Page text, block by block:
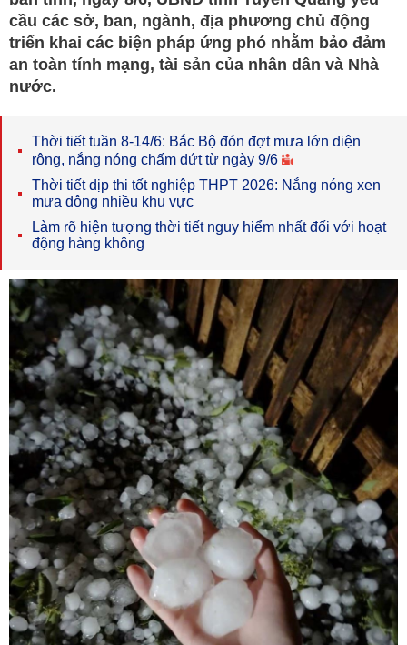
cầu các sở, ban, ngành, địa phương chủ động
triển khai các biện pháp ứng phó nhằm bảo đảm
an toàn tính mạng, tài sản của nhân dân và Nhà
nước.
Thời tiết tuần 8-14/6: Bắc Bộ đón đợt mưa lớn diện
rộng, nắng nóng chấm dứt từ ngày 9/6
Thời tiết dịp thi tốt nghiệp THPT 2026: Nắng nóng xen
mưa dông nhiều khu vực
Làm rõ hiện tượng thời tiết nguy hiểm nhất đối với hoạt
động hàng không